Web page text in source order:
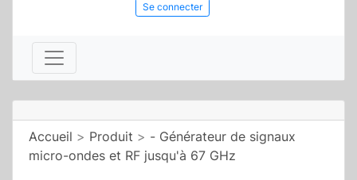
Se connecter
Accueil > Produit > - Générateur de signaux
micro-ondes et RF jusqu'à 67 GHz